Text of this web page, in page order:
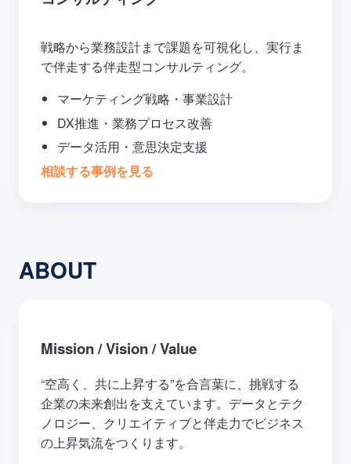
戦略から業務設計まで課題を可視化し、実行ま
で伴走する伴走型コンサルティング。
マーケティング戦略・事業設計
DX推進・業務プロセス改善
データ活用・意思決定支援
相談する事例を見る
ABOUT
Mission / Vision / Value
“空高く、共に上昇する”を合言葉に、挑戦する
企業の未来創出を支えています。データとテク
ノロジー、クリエイティブと伴走力でビジネス
の上昇気流をつくります。